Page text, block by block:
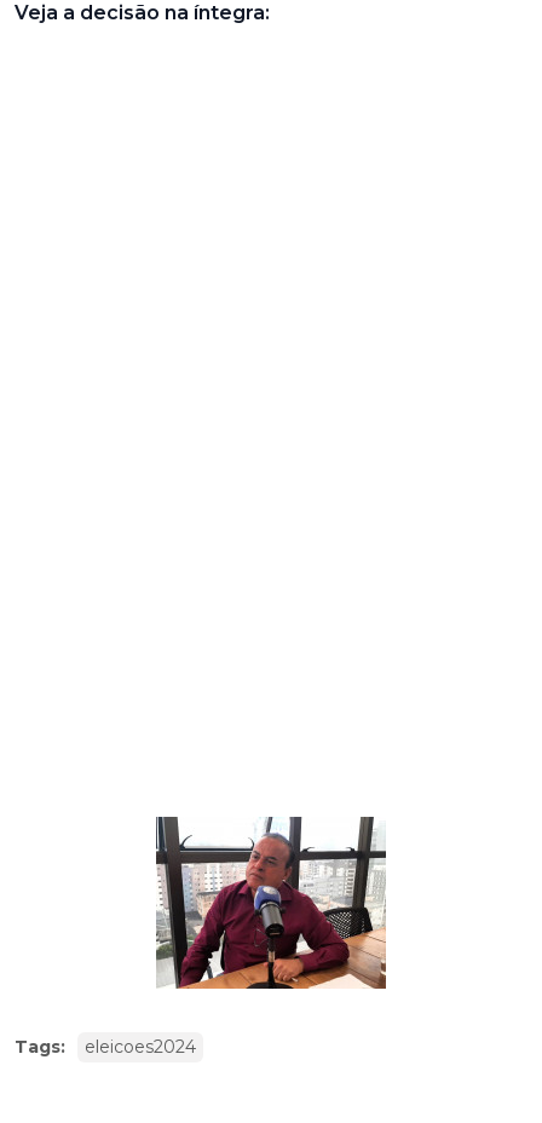
Veja a decisão na íntegra:
Tags: eleicoes2024